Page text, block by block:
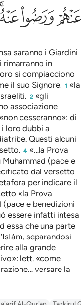
ﱬﱭﱮﱯ
saranno i Giardini
rimarranno in
si compiacciono
il suo Signore. 1 «la
2 «gli
associazione
«non cesseranno»: di
loro dubbi a
Questi alcuni
4 «…la Prova
Muhammad (pace e
dal versetto
per indicare il
«la Prova
(pace e benedizioni
essere infatti intesa
essa che una parte
separandosi
alla grande
lett. «come
versare la